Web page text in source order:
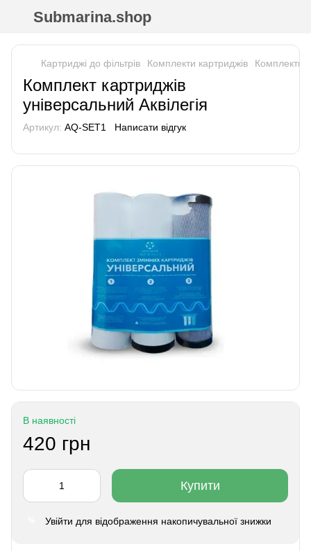
Submarina.shop
Картриджі до фільтрів Комплекти картриджів Комплекти
Комплект картриджів
універсальний Аквілегія
Артикул: AQ-SET1 Написати відгук
В наявності
420 грн
Купити
Увійти для відображення накопичувальної знижки